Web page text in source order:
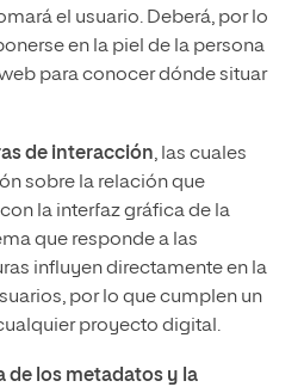
el usuario. Deberá, por lo
en la piel de la persona
para conocer dónde situar
de interacción, las cuales
sobre la relación que
la interfaz gráfica de la
que responde a las
influyen directamente en la
por lo que cumplen un
proyecto digital.
de los metadatos y la